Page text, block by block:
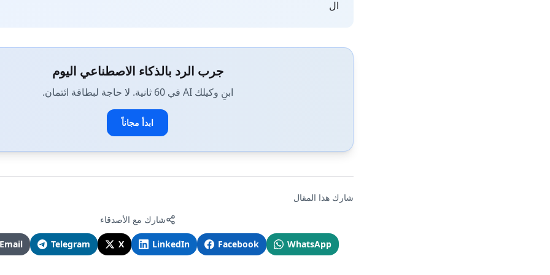
ال
جرب الرد بالذكاء الاصطناعي اليوم
ابنِ وكيلك AI في 60 ثانية. لا حاجة لبطاقة ائتمان.
ابدأ مجاناً
شارك هذا المقال
شارك مع الأصدقاء
WhatsApp
Facebook
LinkedIn
X
Telegram